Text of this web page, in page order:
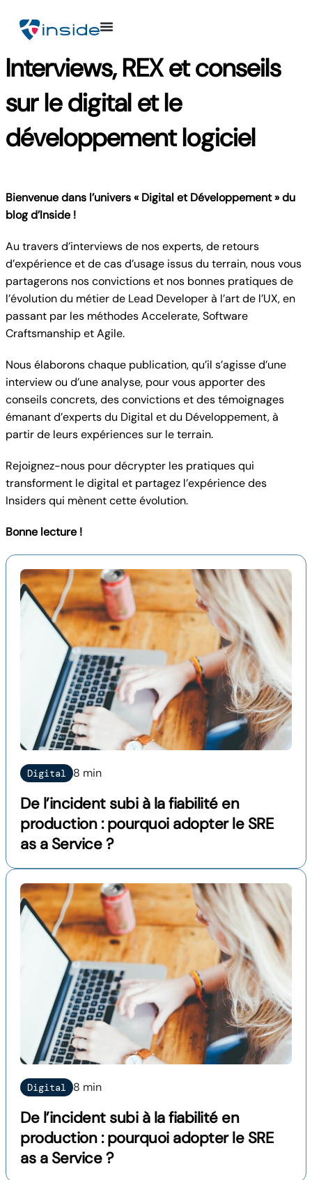
Interviews, REX et conseils
sur le digital et le
développement logiciel
Bienvenue dans l’univers « Digital et Développement » du
blog d’Inside !
Au travers d’interviews de nos experts, de retours
d’expérience et de cas d’usage issus du terrain, nous vous
partagerons nos convictions et nos bonnes pratiques de
l’évolution du métier de Lead Developer à l’art de l’UX, en
passant par les méthodes Accelerate, Software
Craftsmanship et Agile.
Nous élaborons chaque publication, qu’il s’agisse d’une
interview ou d’une analyse, pour vous apporter des
conseils concrets, des convictions et des témoignages
émanant d’experts du Digital et du Développement, à
partir de leurs expériences sur le terrain.
Rejoignez-nous pour décrypter les pratiques qui
transforment le digital et partagez l’expérience des
Insiders qui mènent cette évolution.
Bonne lecture !
Digital 8 min
De l’incident subi à la fiabilité en
production : pourquoi adopter le SRE
as a Service ?
Digital 8 min
De l’incident subi à la fiabilité en
production : pourquoi adopter le SRE
as a Service ?